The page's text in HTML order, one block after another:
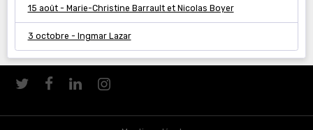
15 août - Marie-Christine Barrault et Nicolas Boyer
3 octobre - Ingmar Lazar